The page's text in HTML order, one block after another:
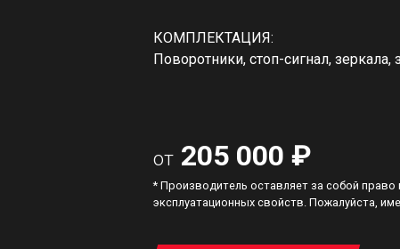
КОМПЛЕКТАЦИЯ:
Поворотники, стоп-сигнал,
от 205 000 ₽
* Производитель оставляет за собой
эксплуатационных свойств. Пожалуйста,